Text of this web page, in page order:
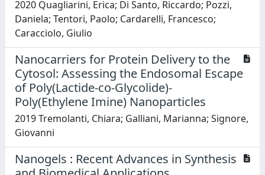
2020 Quagliarini, Erica; Di Santo, Riccardo; Pozzi,
Daniela; Tentori, Paolo; Cardarelli, Francesco;
Caracciolo, Giulio
Nanocarriers for Protein Delivery to the
Cytosol: Assessing the Endosomal Escape
of Poly(Lactide-co-Glycolide)-
Poly(Ethylene Imine) Nanoparticles
2019 Tremolanti, Chiara; Galliani, Marianna; Signore,
Giovanni
Nanogels : Recent Advances in Synthesis